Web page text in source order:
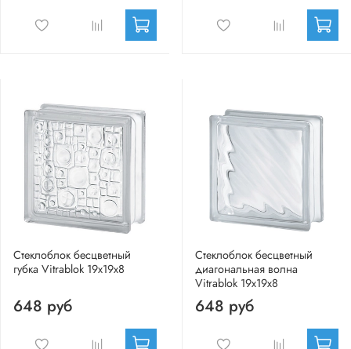
Стеклоблок бесцветный
губка Vitrablok 19х19х8
648 руб
Стеклоблок бесцветный
диагональная волна
Vitrablok 19х19х8
648 руб